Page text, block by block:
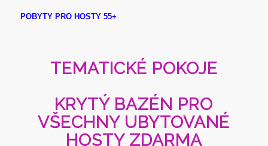
POBYTY PRO HOSTY 55+
TEMATICKÉ POKOJE
KRYTÝ BAZÉN PRO
VŠECHNY UBYTOVANÉ
HOSTY ZDARMA